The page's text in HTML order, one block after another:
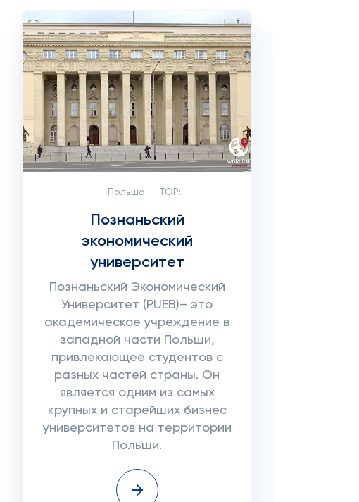
Польша TOP:
Познаньский
экономический
университет
Познаньский Экономический
Университет (PUEB)– это
академическое учреждение в
западной части Польши,
привлекающее студентов с
разных частей страны. Он
является одним из самых
крупных и старейших бизнес
университетов на территории
Польши.